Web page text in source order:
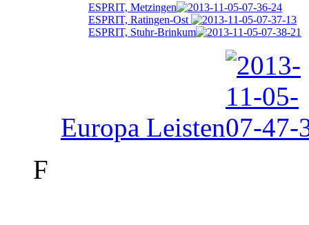
ESPRIT, Metzingen
ESPRIT, Ratingen-Ost
ESPRIT, Stuhr-Brinkum
Europa Leisten
F